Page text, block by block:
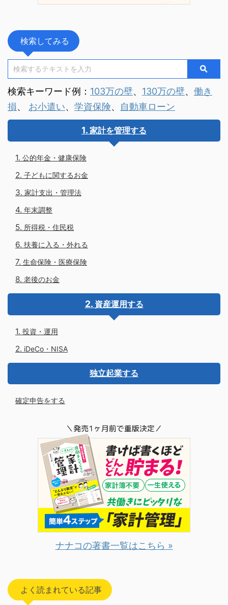
検索してみる
検索キーワード例： 103万の壁、 130万の壁、 働き
損、 お小遣い、 学資保険、 自動車ローン
家計を管理する
公的年金・健康保険
子どもに関するお金
家計支出・管理法
年末調整
所得税・住民税
扶養に入る・外れる
生命保険・医療保険
老後のお金
資産運用する
投資・運用
iDeCo・NISA
独立起業する
確定申告をする
ナナコの著書一覧はこちら »
よく読まれている記事